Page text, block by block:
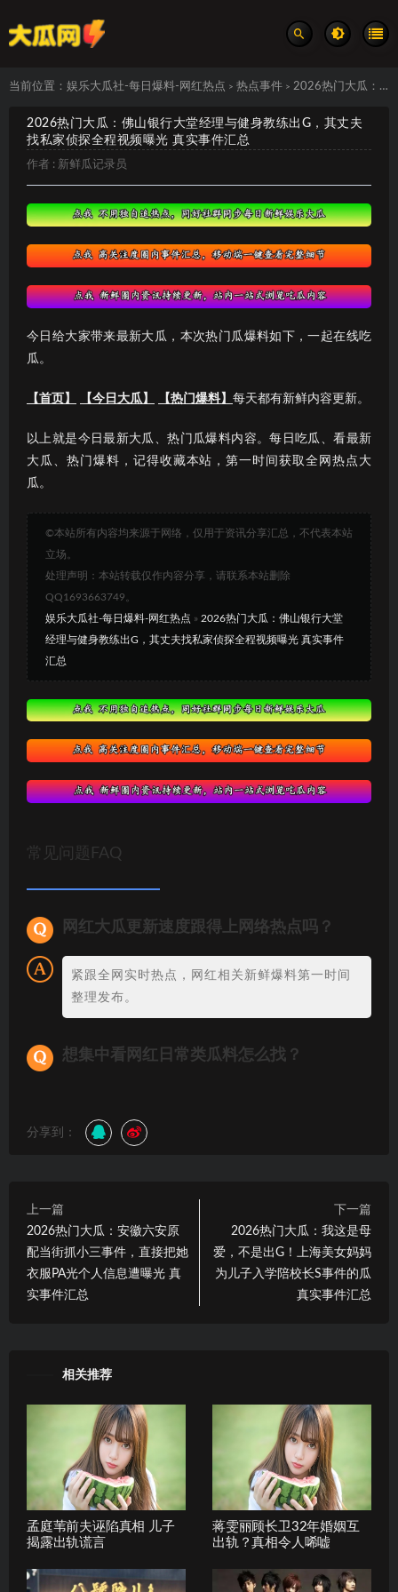
当前位置： 娱乐大瓜社-每日爆料-网红热点 > 热点事件 > 2026热门大瓜：佛山银行大堂经理与健身教练出G，其丈夫找私家侦探全程视频曝光 真实事件汇总
2026热门大瓜：佛山银行大堂经理与健身教练出G，其丈夫
找私家侦探全程视频曝光 真实事件汇总
作者 : 新鲜瓜记录员
今日给大家带来最新大瓜，本次热门瓜爆料如下，一起在线吃
瓜。
【首页】 【今日大瓜】 【热门爆料】 每天都有新鲜内容更新。
以上就是今日最新大瓜、热门瓜爆料内容。每日吃瓜、看最新
大瓜、热门爆料，记得收藏本站，第一时间获取全网热点大
瓜。
©本站所有内容均来源于网络，仅用于资讯分享汇总，不代表本站
立场。
处理声明：本站转载仅作内容分享，请联系本站删除
QQ1693663749。
娱乐大瓜社-每日爆料-网红热点 » 2026热门大瓜：佛山银行大堂
经理与健身教练出G，其丈夫找私家侦探全程视频曝光 真实事件
汇总
常见问题FAQ
网红大瓜更新速度跟得上网络热点吗？
紧跟全网实时热点，网红相关新鲜爆料第一时间
整理发布。
想集中看网红日常类瓜料怎么找？
分享到：
上一篇
2026热门大瓜：安徽六安原
配当街抓小三事件，直接把她
衣服PA光个人信息遭曝光 真
实事件汇总
下一篇
2026热门大瓜：我这是母
爱，不是出G！上海美女妈妈
为儿子入学陪校长S事件的瓜
真实事件汇总
相关推荐
孟庭苇前夫诬陷真相 儿子
揭露出轨谎言
蒋雯丽顾长卫32年婚姻互
出轨？真相令人唏嘘